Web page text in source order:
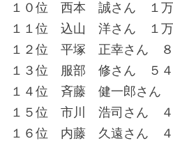
１０位 西本 誠さん １万
１１位 込山 洋さん １万
１２位 平塚 正幸さん ８
１３位 服部 修さん ５４
１４位 斉藤 健一郎さん
１５位 市川 浩司さん ４
１６位 内藤 久遠さん ４